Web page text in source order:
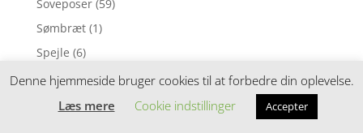
Soveposer (59)
Sømbræt (1)
Spejle (6)
Spejllegetøj (11)
Spil og puslespil
(120)
Denne hjemmeside bruger cookies til at forbedre din oplevelse.
Læs mere
Cookie indstillinger Accepter